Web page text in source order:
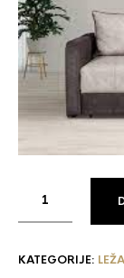
KATEGORIJE: